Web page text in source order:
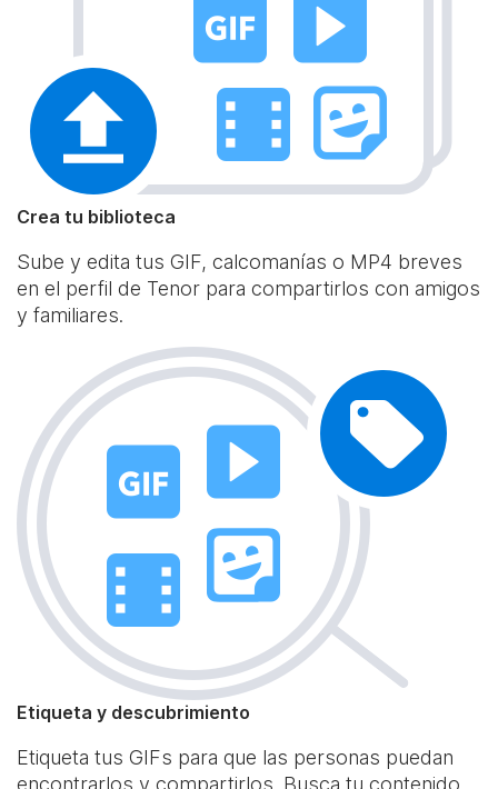
Crea tu biblioteca
Sube y edita tus GIF, calcomanías o MP4 breves
en el perfil de Tenor para compartirlos con amigos
y familiares.
Etiqueta y descubrimiento
Etiqueta tus GIFs para que las personas puedan
encontrarlos y compartirlos. Busca tu contenido